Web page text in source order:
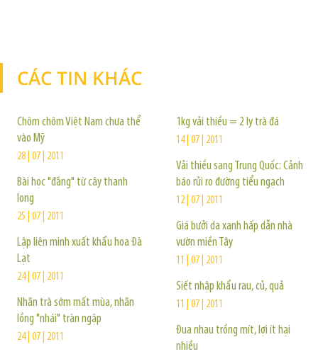
CÁC TIN KHÁC
Chôm chôm Việt Nam chưa thể
vào Mỹ
28 | 07 | 2011
Bài học "đắng" từ cây thanh
long
25 | 07 | 2011
Lập liên minh xuất khẩu hoa Đà
Lạt
24 | 07 | 2011
Nhãn trà sớm mất mùa, nhãn
lồng "nhái" tràn ngập
24 | 07 | 2011
1kg vải thiều = 2 ly trà đá
14 | 07 | 2011
Vải thiều sang Trung Quốc: Cảnh
báo rủi ro đường tiểu ngạch
12 | 07 | 2011
Giá bưởi da xanh hấp dẫn nhà
vườn miền Tây
11 | 07 | 2011
Siết nhập khẩu rau, củ, quả
11 | 07 | 2011
Đua nhau trồng mít, lợi ít hại
nhiều